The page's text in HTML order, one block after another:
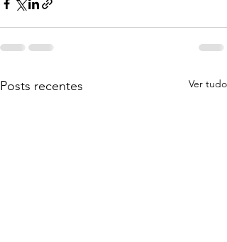
Posts recentes Ver tudo